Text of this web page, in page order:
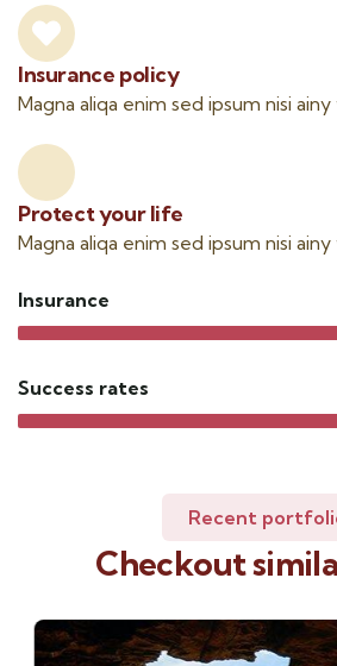
Insurance policy
Magna aliqa enim sed ipsum nisi ainy
Protect your life
Magna aliqa enim sed ipsum nisi ainy
Insurance
Success rates
Recent
Checkout